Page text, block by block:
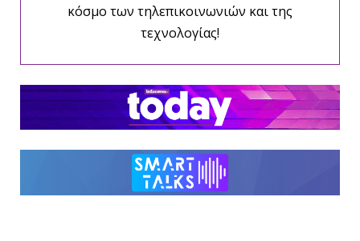
κόσμο των τηλεπικοινωνιών και της
τεχνολογίας!